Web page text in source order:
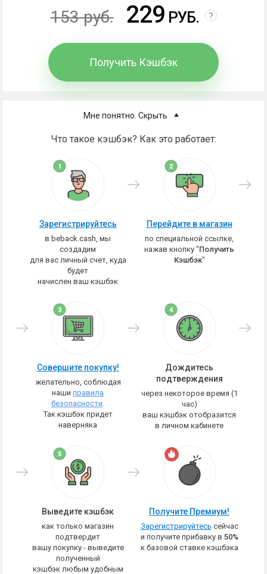
Мне понятно. Скрыть
Что такое кэшбэк? Как это работает:
Зарегистрируйтесь
в beback.cash, мы
создадим
для вас личный счет, куда
будет
начислен ваш кэшбэк
Перейдите в магазин
по специальной ссылке,
нажав кнопку "Получить
Кэшбэк"
Совершите покупку!
желательно, соблюдая
наши правила
безопасности.
Так кэшбэк придет
наверняка
Дождитесь
подтверждения
через некоторое время (1
час)
ваш кэшбэк отобразится
в личном кабинете
Выведите кэшбэк
как только магазин
подтвердит
вашу покупку - выведите
полученный
кэшбэк любым удобным
Получите Премиум!
Зарегистрируйтесь сейчас
и получите прибавку в 50%
к базовой ставке кэшбэка
153 руб. 229 РУБ. ?
Получить Кэшбэк